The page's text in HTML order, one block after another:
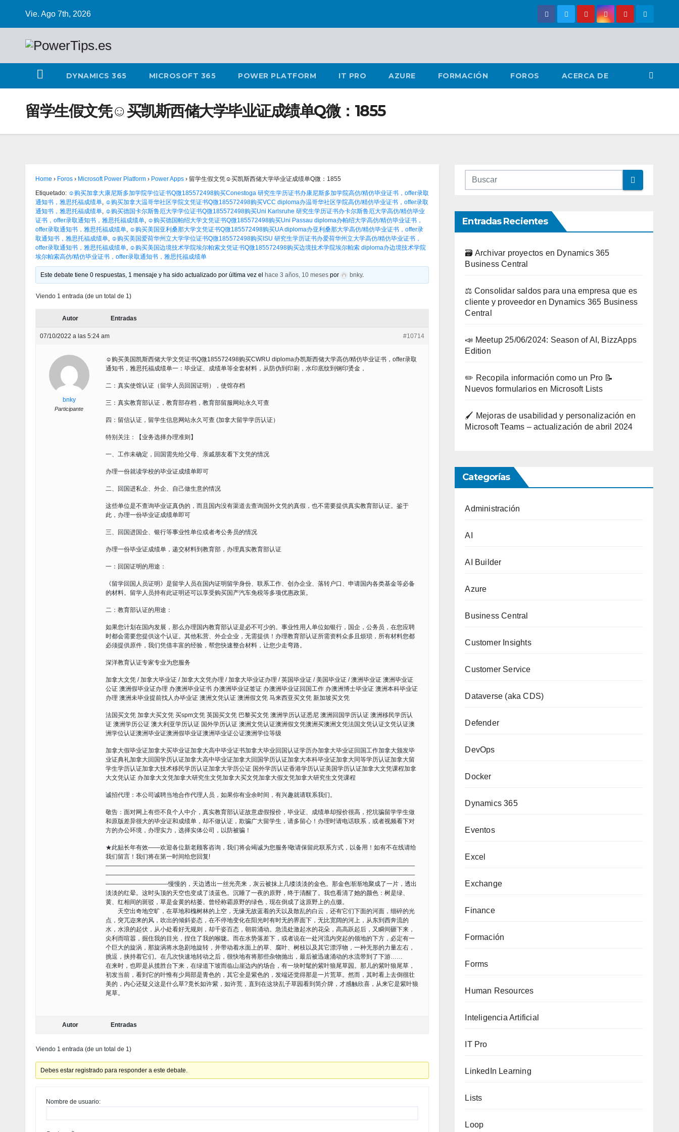
Vie. Ago 7th, 2026
DYNAMICS 365 MICROSOFT 365 POWER PLATFORM IT PRO AZURE FORMACIÓN FOROS ACERCA DE
留学生假文凭☺买凯斯西储大学毕业证成绩单Q微：1855
Home › Foros › Microsoft Power Platform › Power Apps › 留学生假文凭☺买凯斯西储大学毕业证成绩单Q微：1855
Etiquetado: ☺购买加拿大康尼斯多加学院学位证书Q微185572498购买Conestoga 研究生学历证书办康尼斯多加学院高仿/精仿毕业证书，offer录取
通知书，雅思托福成绩单, ☺购买加拿大温哥华社区学院文凭证书Q微185572498购买VCC diploma办温哥华社区学院高仿/精仿毕业证书，offer录取
通知书，雅思托福成绩单, ☺购买德国卡尔斯鲁厄大学学位证书Q微185572498购买Uni Karlsruhe 研究生学历证书办卡尔斯鲁厄大学高仿/精仿毕业
证书，offer录取通知书，雅思托福成绩单, ☺购买德国帕绍大学文凭证书Q微185572498购买Uni Passau diploma办帕绍大学高仿/精仿毕业证书，
offer录取通知书，雅思托福成绩单, ☺购买美国亚利桑那大学文凭证书Q微185572498购买UA diploma办亚利桑那大学高仿/精仿毕业证书，offer录
取通知书，雅思托福成绩单, ☺购买美国爱荷华州立大学学位证书Q微185572498购买ISU 研究生学历证书办爱荷华州立大学高仿/精仿毕业证书，
offer录取通知书，雅思托福成绩单, ☺购买美国边境技术学院埃尔帕索文凭证书Q微185572498购买边境技术学院埃尔帕索 diploma办边境技术学院
埃尔帕索高仿/精仿毕业证书，offer录取通知书，雅思托福成绩单
Este debate tiene 0 respuestas, 1 mensaje y ha sido actualizado por última vez el hace 3 años, 10 meses por bnky.
Viendo 1 entrada (de un total de 1)
Autor Entradas
07/10/2022 a las 5:24 am #10714
bnky
Participante
☺购买美国凯斯西储大学文凭证书Q微185572498购买CWRU diploma办凯斯西储大学高仿/精仿毕业证书，offer录取
通知书，雅思托福成绩单一：毕业证、成绩单等全套材料，从防伪到印刷，水印底纹到钢印烫金，
二：真实使馆认证（留学人员回国证明），使馆存档
三：真实教育部认证，教育部存档，教育部留服网站永久可查
四：留信认证，留学生信息网站永久可查 (加拿大留学学历认证）
特别关注：【业务选择办理准则】
一、工作未确定，回国需先给父母、亲戚朋友看下文凭的情况
办理一份就读学校的毕业证成绩单即可
二、回国进私企、外企、自己做生意的情况
这些单位是不查询毕业证真伪的，而且国内没有渠道去查询国外文凭的真假，也不需要提供真实教育部认证。鉴于
此，办理一份毕业证成绩单即可
三、回国进国企、银行等事业性单位或者考公务员的情况
办理一份毕业证成绩单，递交材料到教育部，办理真实教育部认证
一：回国证明的用途：
《留学回国人员证明》是留学人员在国内证明留学身份、联系工作、创办企业、落转户口、申请国内各类基金等必备
的材料。留学人员持有此证明还可以享受购买国产汽车免税等多项优惠政策。
二：教育部认证的用途：
如果您计划在国内发展，那么办理国内教育部认证是必不可少的。事业性用人单位如银行，国企，公务员，在您应聘
时都会需要您提供这个认证。其他私营、外企企业，无需提供！办理教育部认证所需资料众多且烦琐，所有材料您都
必须提供原件，我们凭借丰富的经验，帮您快速整合材料，让您少走弯路。
深洋教育认证专家专业为您服务
加拿大文凭 / 加拿大毕业证 / 加拿大文凭办理 / 加拿大毕业证办理 / 英国毕业证 / 美国毕业证 / 澳洲毕业证 澳洲毕业证
公证 澳洲假毕业证办理 办澳洲毕业证书 办澳洲毕业证签证 办澳洲毕业证回国工作 办澳洲博士毕业证 澳洲本科毕业证
办理 澳洲未毕业提前找人办毕业证 澳洲文凭认证 澳洲假文凭 马来西亚买文凭 新加坡买文凭
法国买文凭 加拿大买文凭 买spm文凭 英国买文凭 巴黎买文凭 澳洲学历认证悉尼 澳洲回国学历认证 澳洲移民学历认
证 澳洲学历公证 澳大利亚学历认证 国外学历认证 澳洲文凭认证澳洲假文凭澳洲买澳洲文凭法国文凭认证文凭认证澳
洲学位认证澳洲毕业证澳洲假毕业证澳洲毕业证公证澳洲学位等级
加拿大假毕业证加拿大买毕业证加拿大高中毕业证书加拿大毕业回国认证学历办加拿大毕业证回国工作加拿大颁发毕
业证典礼加拿大回国学历认证加拿大高中毕业证加拿大回国学历认证加拿大本科毕业证加拿大同等学历认证加拿大留
学生学历认证加拿大技术移民学历认证加拿大学历公证 国外学历认证香港学历认证美国学历认证加拿大文凭课程加拿
大文凭认证 办加拿大文凭加拿大研究生文凭加拿大买文凭加拿大假文凭加拿大研究生文凭课程
诚招代理：本公司诚聘当地合作代理人员，如果你有业余时间，有兴趣就请联系我们。
敬告：面对网上有些不良个人中介，真实教育部认证故意虚假报价，毕业证、成绩单却报价很高，挖坑骗留学学生做
和原版差异很大的毕业证和成绩单，却不做认证，欺骗广大留学生，请多留心！办理时请电话联系，或者视频看下对
方的办公环境，办理实力，选择实体公司，以防被骗！
★此贴长年有效——欢迎各位新老顾客咨询，我们将会竭诚为您服务!敬请保留此联系方式，以备用！如有不在线请给
我们留言！我们将在第一时间给您回复!
———————————————————————————————————————————————————
———————————————————————————————————————————————————
——————————-慢慢的，天边透出一丝光亮来，灰云被抹上几缕淡淡的金色。那金色渐渐地聚成了一片，透出
淡淡的红晕。这时头顶的天空也变成了淡蓝色。沉睡了一夜的原野，终于清醒了。我也看清了她的颜色：树是绿、
黄、红相间的斑驳，草是金黄的枯萎。曾经称霸原野的绿色，现在倒成了这原野上的点缀。
天空出奇地空旷，在草地和槐树林的上空，无缘无故蓝着的天以及散乱的白云，还有它们下面的河面，细碎的光
点，突兀迩来的风，吹出的倾斜姿态，在不停地变化在阳光时有时无的界面下，无比宽阔的河上，从东到西奔流的
水，水浪的起伏，从小处看好无规则，却千姿百态，朝前涌动。急流处激起水的花朵，高高跃起后，又瞬间砸下来，
尖利而喧嚣，掘住我的目光，捏住了我的喉咙。而在水势落差下，或者说在一处河流内突起的领地的下方，必定有一
个巨大的旋涡，那旋涡将水急剧地旋转，并带动着水面上的草、腐叶、树枝以及其它漂浮物，一种无形的力量左右，
挑逗，挟持着它们。在几次快速地转动之后，很快地有将那些杂物抛出，最后被迅速涌动的水流带到了下游……
在来时，也即是从揽胜台下来，在绿道下坡而临山崖边内的场合，有一块时髦的紫叶狼尾草园。那儿的紫叶狼尾草，
初发当前，看到它的叶惟有少局部是青色的，其它全是紫色的，发端还觉得那是一片荒草。然而，其时看上去倒很壮
美的，内心还疑义这是什么草?竟长如许紫，如许荒，直到在这块乱子草园看到简介牌，才感触欣喜，从来它是紫叶狼
尾草。
Autor Entradas
Viendo 1 entrada (de un total de 1)
Debes estar registrado para responder a este debate.
Nombre de usuario:
Entradas Recientes
🗃️ Archivar proyectos en Dynamics 365
Business Central
⚖️ Consolidar saldos para una empresa que es
cliente y proveedor en Dynamics 365 Business
Central
📣 Meetup 25/06/2024: Season of AI, BizzApps
Edition
✏️ Recopila información como un Pro 📝
Nuevos formularios en Microsoft Lists
🖌️ Mejoras de usabilidad y personalización en
Microsoft Teams – actualización de abril 2024
Categorías
Administración
AI
AI Builder
Azure
Business Central
Customer Insights
Customer Service
Dataverse (aka CDS)
Defender
DevOps
Docker
Dynamics 365
Eventos
Excel
Exchange
Finance
Formación
Forms
Human Resources
Inteligencia Artificial
IT Pro
LinkedIn Learning
Lists
Loop